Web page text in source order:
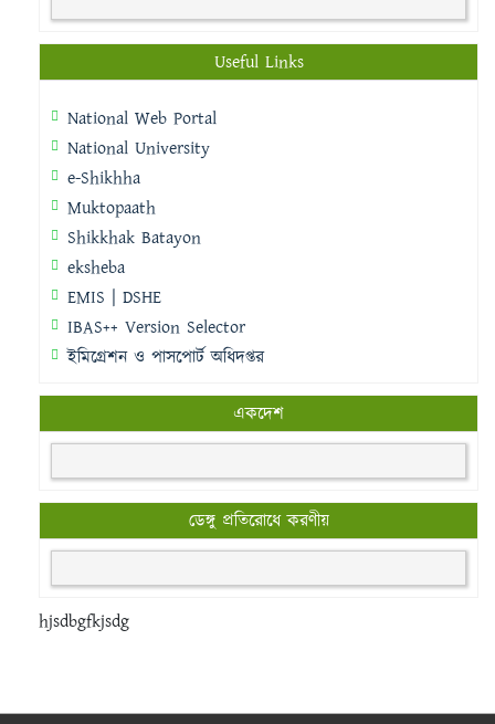
Useful Links
National Web Portal
National University
e-Shikhha
Muktopaath
Shikkhak Batayon
eksheba
EMIS | DSHE
IBAS++ Version Selector
ইমিগ্রেশন ও পাসপোর্ট অধিদপ্তর
একদেশ
ডেঙ্গু প্রতিরোধে করণীয়
hjsdbgfkjsdg